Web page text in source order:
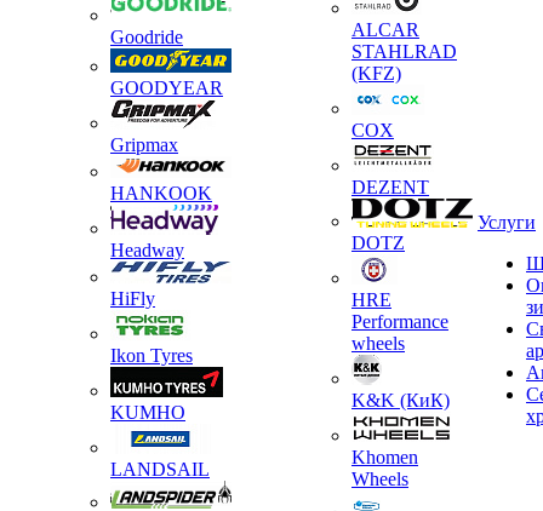
Goodride
GOODYEAR
Gripmax
HANKOOK
Headway
HiFly
Ikon Tyres
KUMHO
LANDSAIL
ALCAR
STAHLRAD
(KFZ)
COX
DEZENT
DOTZ
HRE
Performance
wheels
K&K (КиК)
Khomen
Wheels
Услуги